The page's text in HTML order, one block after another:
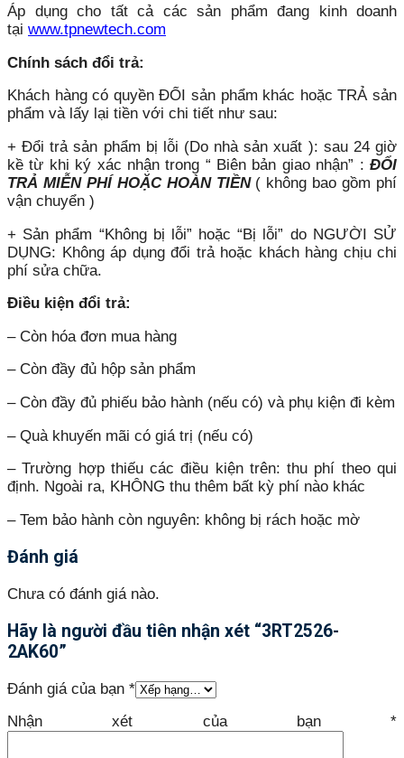
Áp dụng cho tất cả các sản phẩm đang kinh doanh
tại www.tpnewtech.com
Chính sách đổi trả:
Khách hàng có quyền ĐỔI sản phẩm khác hoặc TRẢ sản
phẩm và lấy lại tiền với chi tiết như sau:
+ Đổi trả sản phẩm bị lỗi (Do nhà sản xuất ): sau 24 giờ
kề từ khi ký xác nhận trong “ Biên bản giao nhận” : ĐỔI
TRẢ MIỄN PHÍ HOẶC HOÀN TIỀN( không bao gồm phí
vận chuyển )
+ Sản phẩm “Không bị lỗi” hoặc “Bị lỗi” do NGƯỜI SỬ
DỤNG: Không áp dụng đổi trả hoặc khách hàng chịu chi
phí sửa chữa.
Điều kiện đổi trả:
– Còn hóa đơn mua hàng
– Còn đầy đủ hộp sản phẩm
– Còn đầy đủ phiếu bảo hành (nếu có) và phụ kiện đi kèm
– Quà khuyến mãi có giá trị (nếu có)
– Trường hợp thiếu các điều kiện trên: thu phí theo qui
định. Ngoài ra, KHÔNG thu thêm bất kỳ phí nào khác
– Tem bảo hành còn nguyên: không bị rách hoặc mờ
Đánh giá
Chưa có đánh giá nào.
Hãy là người đầu tiên nhận xét “3RT2526-
2AK60”
Đánh giá của bạn *
Nhận xét của bạn *